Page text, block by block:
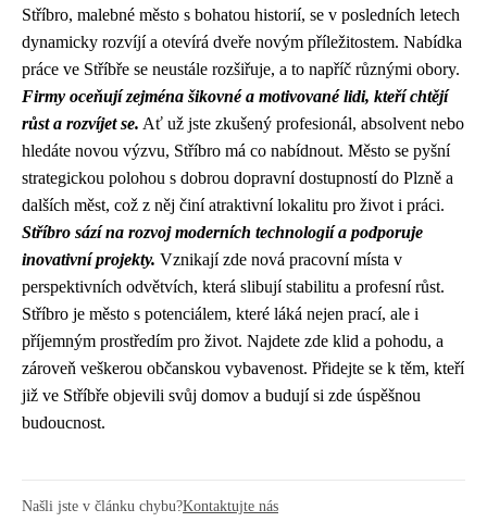
Stříbro, malebné město s bohatou historií, se v posledních letech
dynamicky rozvíjí a otevírá dveře novým příležitostem. Nabídka
práce ve Stříbře se neustále rozšiřuje, a to napříč různými obory.
Firmy oceňují zejména šikovné a motivované lidi, kteří chtějí
růst a rozvíjet se. Ať už jste zkušený profesionál, absolvent nebo
hledáte novou výzvu, Stříbro má co nabídnout. Město se pyšní
strategickou polohou s dobrou dopravní dostupností do Plzně a
dalších měst, což z něj činí atraktivní lokalitu pro život i práci.
Stříbro sází na rozvoj moderních technologií a podporuje
inovativní projekty. Vznikají zde nová pracovní místa v
perspektivních odvětvích, která slibují stabilitu a profesní růst.
Stříbro je město s potenciálem, které láká nejen prací, ale i
příjemným prostředím pro život. Najdete zde klid a pohodu, a
zároveň veškerou občanskou vybavenost. Přidejte se k těm, kteří
již ve Stříbře objevili svůj domov a budují si zde úspěšnou
budoucnost.
Našli jste v článku chybu?Kontaktujte nás